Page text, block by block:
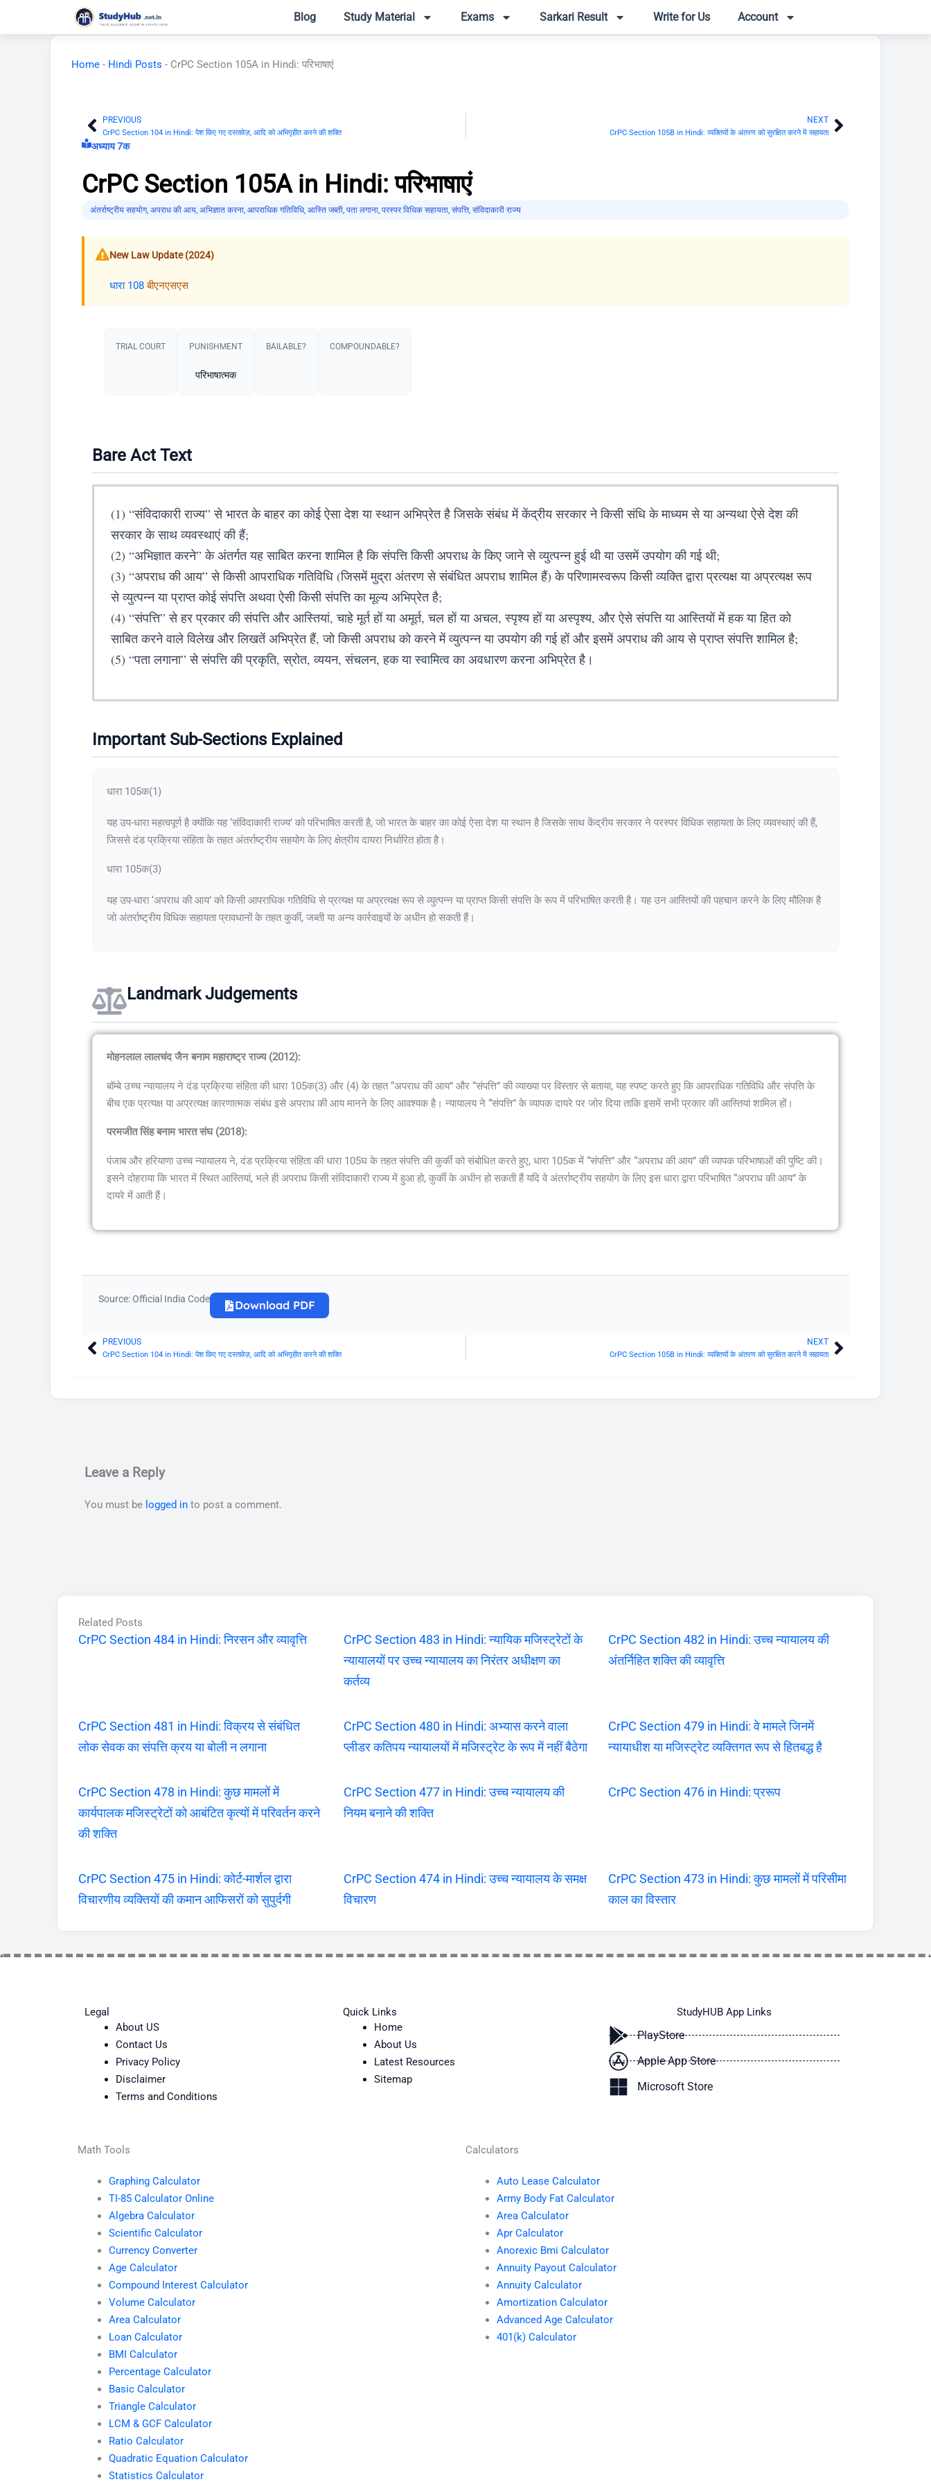
Blog Study Material Exams Sarkari Result Write for Us Account
Home - Hindi Posts - CrPC Section 105A in Hindi: परिभाषाएं
Prev
PREVIOUS
CrPC Section 104 in Hindi: पेश किए गए दस्तावेज़, आदि को अभिगृहीत करने की शक्ति
NEXT
CrPC Section 105B in Hindi: व्यक्तियों के अंतरण को सुरक्षित करने में सहायताNext
अध्याय 7क
CrPC Section 105A in Hindi: परिभाषाएं
अंतर्राष्ट्रीय सहयोग, अपराध की आय अभिज्ञात करना आपराधिक गतिविधि, आस्ति जब्ती पता लगाना परस्पर विधिक सहायता संपत्ति संविदाकारी राज्य
New Law Update (2024)
धारा 108बीएनएसएस
TRIAL COURT PUNISHMENT​
परिभाषात्मक
BAILABLE? COMPOUNDABLE?
Bare Act Text
(1) “संविदाकारी राज्य” से भारत के बाहर का कोई ऐसा देश या स्थान अभिप्रेत है जिसके संबंध में केंद्रीय सरकार ने किसी संधि के माध्यम से या अन्यथा ऐसे देश की
सरकार के साथ व्यवस्थाएं की हैं;
(2) “अभिज्ञात करने” के अंतर्गत यह साबित करना शामिल है कि संपत्ति किसी अपराध के किए जाने से व्युत्पन्न हुई थी या उसमें उपयोग की गई थी;
(3) “अपराध की आय” से किसी आपराधिक गतिविधि (जिसमें मुद्रा अंतरण से संबंधित अपराध शामिल हैं) के परिणामस्वरूप किसी व्यक्ति द्वारा प्रत्यक्ष या अप्रत्यक्ष रूप
से व्युत्पन्न या प्राप्त कोई संपत्ति अथवा ऐसी किसी संपत्ति का मूल्य अभिप्रेत है;
(4) “संपत्ति” से हर प्रकार की संपत्ति और आस्तियां, चाहे मूर्त हों या अमूर्त, चल हों या अचल, स्पृश्य हों या अस्पृश्य, और ऐसे संपत्ति या आस्तियों में हक या हित को
साबित करने वाले विलेख और लिखतें अभिप्रेत हैं, जो किसी अपराध को करने में व्युत्पन्न या उपयोग की गई हों और इसमें अपराध की आय से प्राप्त संपत्ति शामिल है;
(5) “पता लगाना” से संपत्ति की प्रकृति, स्रोत, व्ययन, संचलन, हक या स्वामित्व का अवधारण करना अभिप्रेत है।
Important Sub-Sections Explained
धारा 105क(1)
यह उप-धारा महत्वपूर्ण है क्योंकि यह ‘संविदाकारी राज्य’ को परिभाषित करती है, जो भारत के बाहर का कोई ऐसा देश या स्थान है जिसके साथ केंद्रीय सरकार ने परस्पर विधिक सहायता के लिए व्यवस्थाएं की हैं,
जिससे दंड प्रक्रिया संहिता के तहत अंतर्राष्ट्रीय सहयोग के लिए क्षेत्रीय दायरा निर्धारित होता है।
धारा 105क(3)
यह उप-धारा ‘अपराध की आय’ को किसी आपराधिक गतिविधि से प्रत्यक्ष या अप्रत्यक्ष रूप से व्युत्पन्न या प्राप्त किसी संपत्ति के रूप में परिभाषित करती है। यह उन आस्तियों की पहचान करने के लिए मौलिक है
जो अंतर्राष्ट्रीय विधिक सहायता प्रावधानों के तहत कुर्की, जब्ती या अन्य कार्रवाइयों के अधीन हो सकती हैं।
Landmark Judgements
मोहनलाल लालचंद जैन बनाम महाराष्ट्र राज्य (2012):
बॉम्बे उच्च न्यायालय ने दंड प्रक्रिया संहिता की धारा 105क(3) और (4) के तहत “अपराध की आय” और “संपत्ति” की व्याख्या पर विस्तार से बताया, यह स्पष्ट करते हुए कि आपराधिक गतिविधि और संपत्ति के
बीच एक प्रत्यक्ष या अप्रत्यक्ष कारणात्मक संबंध इसे अपराध की आय मानने के लिए आवश्यक है। न्यायालय ने “संपत्ति” के व्यापक दायरे पर जोर दिया ताकि इसमें सभी प्रकार की आस्तियां शामिल हों।
परमजीत सिंह बनाम भारत संघ (2018):
पंजाब और हरियाणा उच्च न्यायालय ने, दंड प्रक्रिया संहिता की धारा 105घ के तहत संपत्ति की कुर्की को संबोधित करते हुए, धारा 105क में “संपत्ति” और “अपराध की आय” की व्यापक परिभाषाओं की पुष्टि की।
इसने दोहराया कि भारत में स्थित आस्तियां, भले ही अपराध किसी संविदाकारी राज्य में हुआ हो, कुर्की के अधीन हो सकती हैं यदि वे अंतर्राष्ट्रीय सहयोग के लिए इस धारा द्वारा परिभाषित “अपराध की आय” के
दायरे में आती हैं।
Source: Official India Code Download PDF
PrevPREVIOUS
CrPC Section 104 in Hindi: पेश किए गए दस्तावेज़, आदि को अभिगृहीत करने की शक्ति
NEXT
CrPC Section 105B in Hindi: व्यक्तियों के अंतरण को सुरक्षित करने में सहायताNext
Leave a Reply
You must be logged in to post a comment.
Related Posts
CrPC Section 484 in Hindi: निरसन और व्यावृत्ति
CrPC Section 483 in Hindi: न्यायिक मजिस्ट्रेटों के
न्यायालयों पर उच्च न्यायालय का निरंतर अधीक्षण का
कर्तव्य
CrPC Section 482 in Hindi: उच्च न्यायालय की
अंतर्निहित शक्ति की व्यावृत्ति
CrPC Section 481 in Hindi: विक्रय से संबंधित
लोक सेवक का संपत्ति क्रय या बोली न लगाना
CrPC Section 480 in Hindi: अभ्यास करने वाला
प्लीडर कतिपय न्यायालयों में मजिस्ट्रेट के रूप में नहीं बैठेगा
CrPC Section 479 in Hindi: वे मामले जिनमें
न्यायाधीश या मजिस्ट्रेट व्यक्तिगत रूप से हितबद्ध है
CrPC Section 478 in Hindi: कुछ मामलों में
कार्यपालक मजिस्ट्रेटों को आबंटित कृत्यों में परिवर्तन करने
की शक्ति
CrPC Section 477 in Hindi: उच्च न्यायालय की
नियम बनाने की शक्ति
CrPC Section 476 in Hindi: प्ररूप
CrPC Section 475 in Hindi: कोर्ट-मार्शल द्वारा
विचारणीय व्यक्तियों की कमान आफिसरों को सुपुर्दगी
CrPC Section 474 in Hindi: उच्च न्यायालय के समक्ष
विचारण
CrPC Section 473 in Hindi: कुछ मामलों में परिसीमा
काल का विस्तार
Legal
About US
Contact Us
Privacy Policy
Disclaimer
Terms and Conditions
Quick Links
Home
About Us
Latest Resources
Sitemap
StudyHUB App Links
PlayStore
Apple App Store
Microsoft Store
Math Tools
Graphing Calculator
TI-85 Calculator Online
Algebra Calculator
Scientific Calculator
Currency Converter
Age Calculator
Compound Interest Calculator
Volume Calculator
Area Calculator
Loan Calculator
BMI Calculator
Percentage Calculator
Basic Calculator
Triangle Calculator
LCM & GCF Calculator
Ratio Calculator
Quadratic Equation Calculator
Statistics Calculator
Calculators
Auto Lease Calculator
Army Body Fat Calculator
Area Calculator
Apr Calculator
Anorexic Bmi Calculator
Annuity Payout Calculator
Annuity Calculator
Amortization Calculator
Advanced Age Calculator
401(k) Calculator